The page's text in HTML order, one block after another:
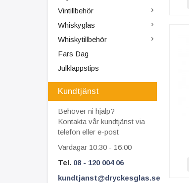
Vintillbehör
Whiskyglas
Whiskytillbehör
Fars Dag
Julklappstips
Kundtjänst
Behöver ni hjälp?
Kontakta vår kundtjänst via
telefon eller e-post
Vardagar 10:30 - 16:00
Tel. 08 - 120 004 06
kundtjanst@dryckesglas.se